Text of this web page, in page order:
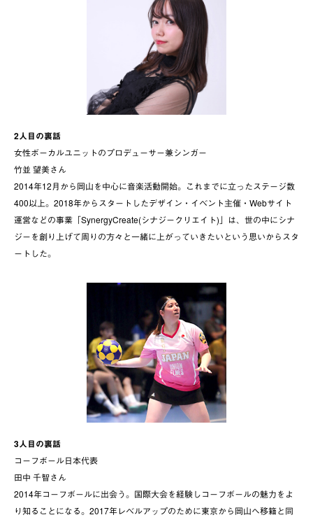
2人目の裏話
女性ボーカルユニットのプロデューサー兼シンガー
竹並 望美さん
2014年12月から岡山を中心に音楽活動開始。これまでに立ったステージ数
400以上。2018年からスタートしたデザイン・イベント主催・Webサイト
運営などの事業「SynergyCreate(シナジークリエイト)」は、世の中にシナ
ジーを創り上げて周りの方々と一緒に上がっていきたいという思いからスタ
ートした。
3人目の裏話
コーフボール日本代表
田中 千智さん
2014年コーフボールに出会う。国際大会を経験しコーフボールの魅力をよ
り知ることになる。2017年レベルアップのために東京から岡山へ移籍と同